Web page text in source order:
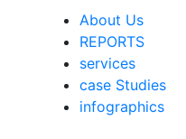
About Us
REPORTS
services
case Studies
infographics